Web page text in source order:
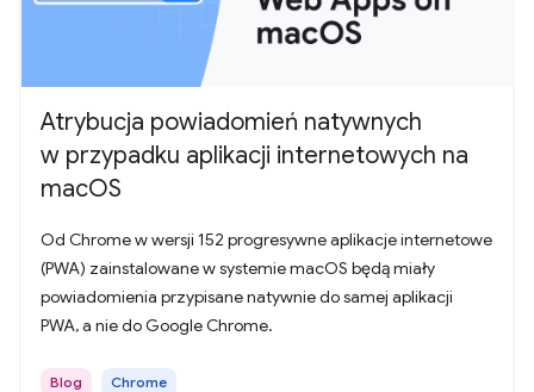
Atrybucja powiadomień natywnych
w przypadku aplikacji internetowych na
macOS
Od Chrome w wersji 152 progresywne aplikacje internetowe
(PWA) zainstalowane w systemie macOS będą miały
powiadomienia przypisane natywnie do samej aplikacji
PWA, a nie do Google Chrome.
Blog Chrome